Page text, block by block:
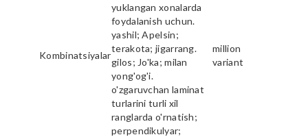
yuklangan xonalarda
foydalanish uchun.
Kombinatsiyalar
yashil; Apelsin;
terakota; jigarrang.
gilos; Jo'ka; milan
yong'og'i.
million
variant
o'zgaruvchan laminat
turlarini turli xil
ranglarda o'rnatish;
perpendikulyar;